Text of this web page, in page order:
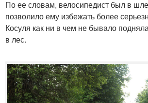
По ее словам, велосипедист был в
позволило ему избежать более
Косуля как ни в чем не бывало
в лес.